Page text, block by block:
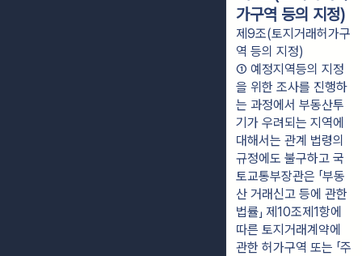
가구역 등의 지정)
제9조(토지거래허가구
역 등의 지정)
① 예정지역등의 지정
을 위한 조사를 진행하
는 과정에서 부동산투
기가 우려되는 지역에
대해서는 관계 법령의
규정에도 불구하고 국
토교통부장관은 「부동
산 거래신고 등에 관한
법률」 제10조제1항에
따른 토지거래계약에
관한 허가구역 또는 「주